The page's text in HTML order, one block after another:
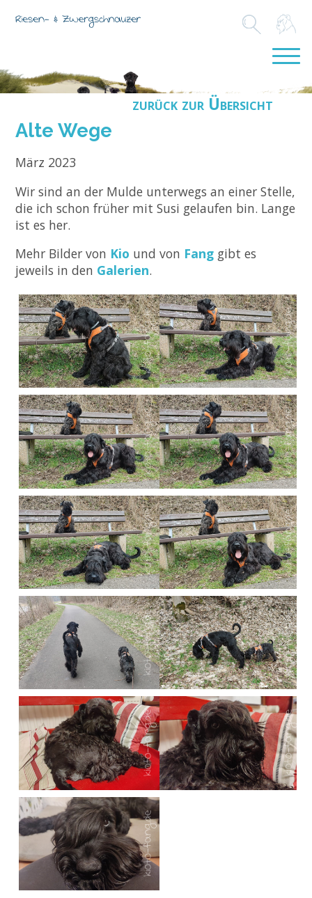
zurück zur Übersicht
Alte Wege
März 2023
Wir sind an der Mulde unterwegs an einer Stelle,
die ich schon früher mit Susi gelaufen bin. Lange
ist es her.
Mehr Bilder von Kio und von Fang gibt es
jeweils in den Galerien.